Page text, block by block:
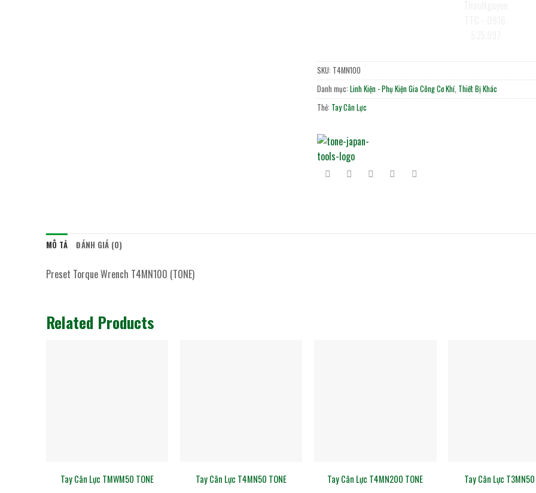
SKU: T4MN100
Danh mục:Linh Kiện - Phụ Kiện Gia Công Cơ Khí, Thiết Bị Khác
Thẻ: Tay Cân Lực
MÔ TẢ ĐÁNH GIÁ (0)
Preset Torque Wrench T4MN100 (TONE)
Related Products
Tay Cân Lực TMWM50 TONE Tay Cân Lực T4MN50 TONE Tay Cân Lực T4MN200 TONE Tay Cân Lực T3MN50